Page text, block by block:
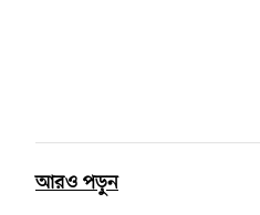
আরও পড়ুন